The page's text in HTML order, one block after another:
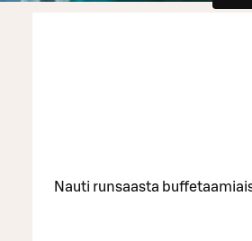
Nauti runsaasta